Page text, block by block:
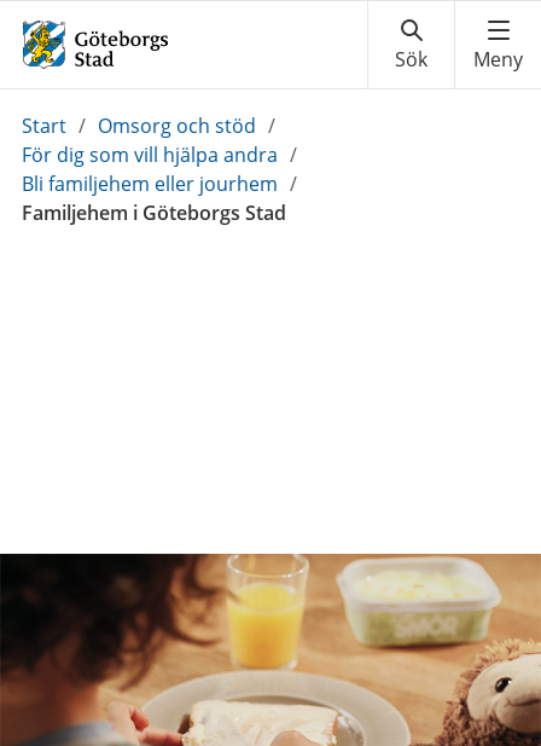
Du
är
här:
Start / Omsorg och stöd /
För dig som vill hjälpa andra /
Bli familjehem eller jourhem /
Familjehem i Göteborgs Stad